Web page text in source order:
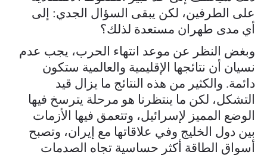
على الطرفين، لكن يبقى السؤال الجدي: إلى
أي مدى طهران مستعدة لذلك؟
وبغض النظر عن موعد انتهاء الحرب، يجب عدم
نسيان أن نتائجها الإقليمية والعالمية ستكون
دائمة. والكثير من هذه النتائج ما يزال قيد
التشكل، لكن ما ينتظرنا هو مرحلة يترسخ فيها
الوضع المميز لإسرائيل، وتتعمق فيها الأزمات
بين دول الخليج وفي علاقاتها مع إيران، وتصبح
أسواق الطاقة أكثر حساسية تجاه الصدمات